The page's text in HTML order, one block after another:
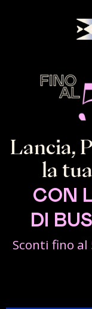
Lancia,
la
CON
DI
Sconti fino al